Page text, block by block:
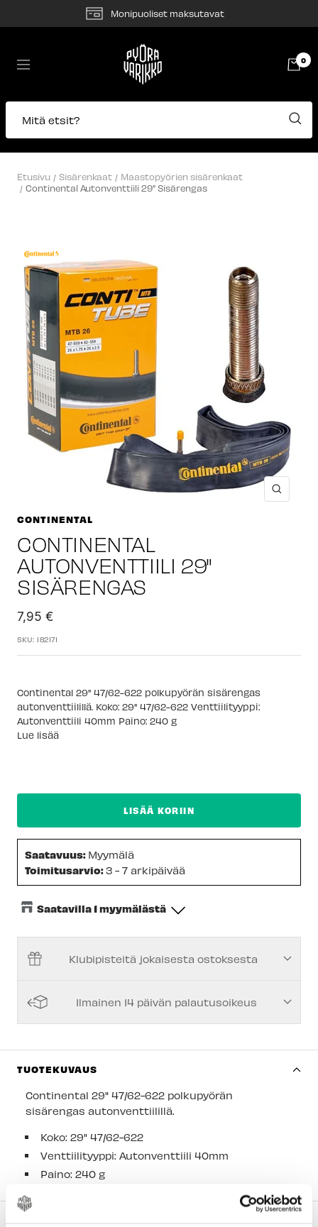
Monipuoliset maksutavat
Navigaatio
Pyörävarikko
0
Mitä etsit?
Etusivu Sisärenkaat
Maastopyörien sisärenkaat
Continental Autonventtiili 29" Sisärengas
CONTINENTAL
CONTINENTAL
AUTONVENTTIILI 29"
SISÄRENGAS
Alennushinta
7,95 €
SKU: 182171
Continental 29" 47/62-622 polkupyörän sisärengas
autonventtiilillä. Koko: 29" 47/62-622 Venttiilityyppi:
Autonventtiili 40mm Paino: 240 g
Lue lisää
LISÄÄ KORIIN
Saatavuus: Myymälä
Toimitusarvio:3 - 7 arkipäivää
Saatavilla 1 myymälästä
Keskusvarasto-Tilapäisesti loppu
Espoon Myymälä-Tilapäisesti loppu
Joensuun myymälä
Imatran myymälä-Tilapäisesti loppu
Jyväskylän myymälä -Tilapäisesti loppu
Lappeenrannan myymälä
Klubipisteitä jokaisesta ostoksesta
Ilmainen 14 päivän palautusoikeus
TUOTEKUVAUS
Continental 29" 47/62-622 polkupyörän
sisärengas autonventtiilillä.
Koko:29" 47/62-622
Venttiilityyppi: Autonventtiili 40mm
Paino: 240 g